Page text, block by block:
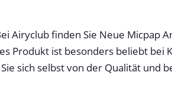
Airyclub finden Sie Neue Micpap
Produkt ist besonders beliebt bei
sich selbst von der Qualität und